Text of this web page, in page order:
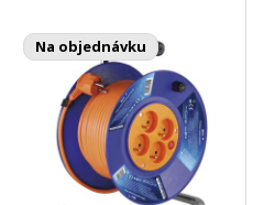
Na objednávku